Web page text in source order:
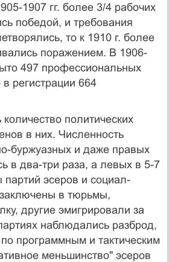
1907 гг. более 3/4 рабочих
победой, и требования
то к 1910 г. более
поражением. В 1906-
497 профессиональных
регистрации 664
количество политических
в них. Численность
буржуазных и даже правых
в два-три раза, а левых в 5-7
эсеров и социал-
в тюрьмы,
другие эмигрировали за
наблюдались разброд,
программным и тактическим
меньшинство" эсеров